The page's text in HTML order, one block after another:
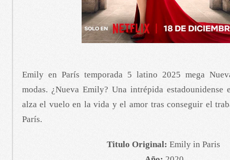
Emily en París temporada 5 latino 2025 mega
modas. ¿Nueva Emily? Una intrépida estadounidense
alza el vuelo en la vida y el amor tras conseguir el
París.
Titulo Original: Emily in Paris